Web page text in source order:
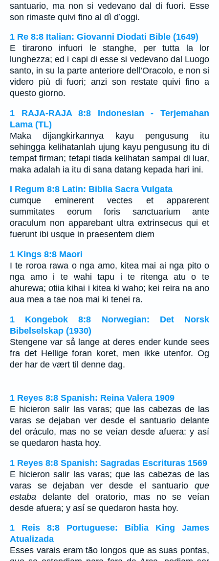
santuario, ma non si vedevano dal di fuori. Esse
son rimaste quivi fino al dì d’oggi.
1 Re 8:8 Italian: Giovanni Diodati Bible (1649)
E tirarono infuori le stanghe, per tutta la lor
lunghezza; ed i capi di esse si vedevano dal Luogo
santo, in su la parte anteriore dell’Oracolo, e non si
videro più di fuori; anzi son restate quivi fino a
questo giorno.
1 RAJA-RAJA 8:8 Indonesian - Terjemahan
Lama (TL)
Maka dijangkirkannya kayu pengusung itu
sehingga kelihatanlah ujung kayu pengusung itu di
tempat firman; tetapi tiada kelihatan sampai di luar,
maka adalah ia itu di sana datang kepada hari ini.
I Regum 8:8 Latin: Biblia Sacra Vulgata
cumque eminerent vectes et apparerent
summitates eorum foris sanctuarium ante
oraculum non apparebant ultra extrinsecus qui et
fuerunt ibi usque in praesentem diem
1 Kings 8:8 Maori
I te roroa rawa o nga amo, kitea mai ai nga pito o
nga amo i te wahi tapu i te ritenga atu o te
ahurewa; otiia kihai i kitea ki waho; kei reira na ano
aua mea a tae noa mai ki tenei ra.
1 Kongebok 8:8 Norwegian: Det Norsk
Bibelselskap (1930)
Stengene var så lange at deres ender kunde sees
fra det Hellige foran koret, men ikke utenfor. Og
der har de vært til denne dag.
1 Reyes 8:8 Spanish: Reina Valera 1909
E hicieron salir las varas; que las cabezas de las
varas se dejaban ver desde el santuario delante
del oráculo, mas no se veían desde afuera: y así
se quedaron hasta hoy.
1 Reyes 8:8 Spanish: Sagradas Escrituras 1569
E hicieron salir las varas; que las cabezas de las
varas se dejaban ver desde el santuario que
estaba delante del oratorio, mas no se veían
desde afuera; y así se quedaron hasta hoy.
1 Reis 8:8 Portuguese: Bíblia King James
Atualizada
Esses varais eram tão longos que as suas pontas,